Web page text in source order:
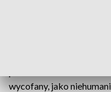
wycofany, jako